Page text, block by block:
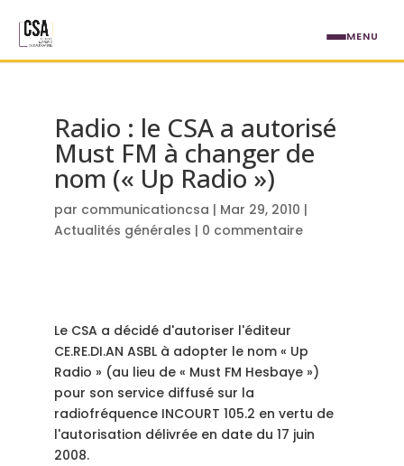
Radio : le CSA a autorisé
Must FM à changer de
nom (« Up Radio »)
par communicationcsa | Mar 29, 2010 |
Actualités générales | 0 commentaire
Le CSA a décidé d'autoriser l'éditeur
CE.RE.DI.AN ASBL à adopter le nom « Up
Radio » (au lieu de « Must FM Hesbaye »)
pour son service diffusé sur la
radiofréquence INCOURT 105.2 en vertu de
l'autorisation délivrée en date du 17 juin
2008.
MENU